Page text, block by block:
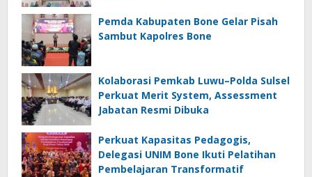
Pemda Kabupaten Bone Gelar Pisah
Sambut Kapolres Bone
Kolaborasi Pemkab Luwu–Polda Sulsel
Perkuat Merit System, Assessment
Jabatan Resmi Dibuka
Perkuat Kapasitas Pedagogis,
Delegasi UNIM Bone Ikuti Pelatihan
Pembelajaran Transformatif